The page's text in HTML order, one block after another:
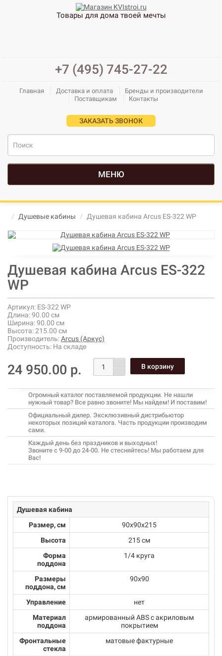
Товары для дома твоей мечты
+7 (495) 745-27-22
Главная Доставка и оплата
Бренды и производители
Поставщикам
Контакты
ЗАКАЗАТЬ ЗВОНОК
МЕНЮ
Душевые кабины Душевая кабина Arcus ES-322 WP
Душевая кабина Arcus ES-322
WP
Артикул: ES-322 WP
Длина:90.00 см
Ширина:90.00 см
Высота:215.00 см
Производитель:Arcus (Аркус)
Доступность: На складе
24 950.00 р.
Огромный каталог поставляемой продукции. Не нашли
нужный товар? Все равно звоните! Мы найдем! И поставим!
Официальный дилер. Эксклюзивный дистрибьютор
некоторых позиций каталога. Часть продукции производим
сами.
Каждый день без праздников и выходных!
Звоните с 9-00 до 24-00. Не стесняйтесь! Мы работаем для
Вас!
Душевая кабина
Размер, см
90х90х215
Высота
215 см
Форма
поддона
1/4 круга
Размеры
поддона, см
90x90
Управление
нет
Материал
поддона
армированный ABS с акриловым
покрытием
Фронтальные
стекла
матовые фактурные